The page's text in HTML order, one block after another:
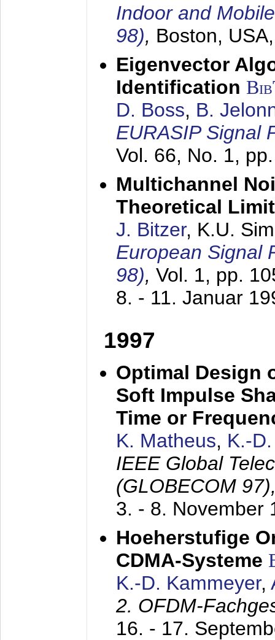
Indoor and
98), Boston,
Eigenvector
Identification
D. Boss, B.
EURASIP Signal
Vol. 66, No. 1,
Multichannel
Theoretical
J. Bitzer, K.U.
European Signal
98), Vol. 1, pp.
8. - 11. Januar
1997
Optimal Design
Soft Impulse
Time or
K. Matheus, K.-
IEEE Global
(GLOBECOM
3. - 8. November
Hoeherstufige
CDMA-Systeme
K.-D. Kammeyer,
2. OFDM-
16. - 17.